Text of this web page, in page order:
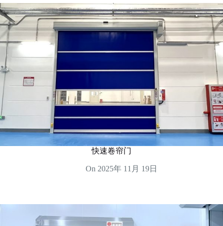
快速卷帘门
On 2025年 11月 19日